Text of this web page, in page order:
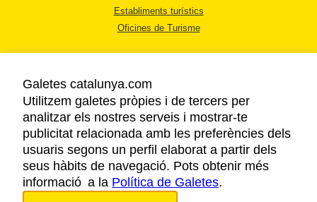
Establiments turístics
Oficines de Turisme
AVÍS LEGAL
POLÍTICA DE PRIVACITAT
COOKIES
ACCESSIBILITAT
Galetes catalunya.com
Utilitzem galetes pròpies i de tercers per
analitzar els nostres serveis i mostrar-te
publicitat relacionada amb les preferències dels
usuaris segons un perfil elaborat a partir dels
seus hàbits de navegació. Pots obtenir més
informació a la Política de Galetes.